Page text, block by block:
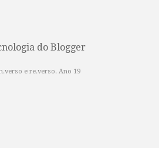
fazer o colar das canções
como uma pre...
do Blogger
e re.verso. Ano 19